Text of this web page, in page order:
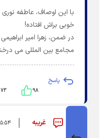
با این اوصاف، عاطفه
خوبی براش افتاده!
در ضمن، زهرا امیر
مجامع بین المللی می
پاسخ
۹۸
غریبه ۱۵:۵۴ - ۱۴۰۲/